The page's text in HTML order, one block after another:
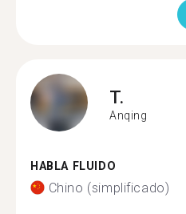
T.
Anqing
HABLA FLUIDO
Chino (simplificado)